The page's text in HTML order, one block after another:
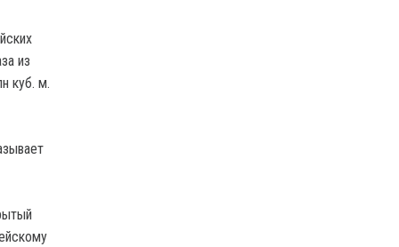
из
куб. м.